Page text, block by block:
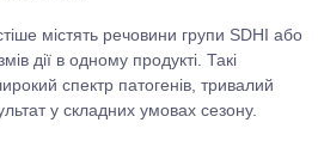
містять речовини групи SDHI або
дії в одному продукті. Такі
спектр патогенів, тривалий
у складних умовах сезону.